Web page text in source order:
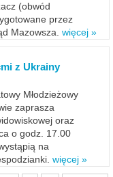
(obwód
przez
Mazowsza. więcej »
z Ukrainy
Młodzieżowy
zaprasza
oraz
o godz. 17.00
na
więcej »